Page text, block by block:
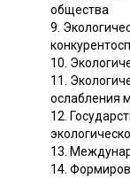
общества
9.
10.
11.
ослабления
12.
13.
14.